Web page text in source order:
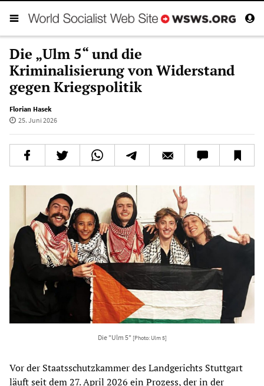
Die „Ulm 5“ und die
Kriminalisierung von Widerstand
gegen Kriegspolitik
Florian Hasek
25. Juni 2026
Die "Ulm 5" [Photo: Ulm 5]
Vor der Staatsschutzkammer des Landgerichts Stuttgart
läuft seit dem 27. April 2026 ein Prozess, der in der